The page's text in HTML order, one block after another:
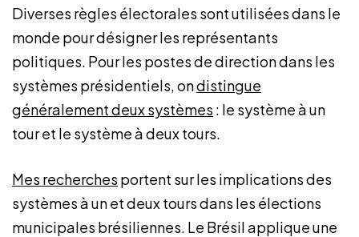
Diverses règles électorales sont utilisées dans le
monde pour désigner les représentants
politiques. Pour les postes de direction dans les
systèmes présidentiels, ondistingue
généralement deux systèmes : le système à un
tour et le système à deux tours.
Mes recherches portent sur les implications des
systèmes à un et deux tours dans les élections
municipales brésiliennes. Le Brésil applique une